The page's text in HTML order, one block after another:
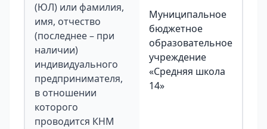
(ЮЛ) или фамилия,
имя, отчество
(последнее – при
наличии)
индивидуального
предпринимателя,
в отношении
которого
проводится КНМ
Муниципальное
бюджетное
образовательное
учреждение
«Средняя школа
14»